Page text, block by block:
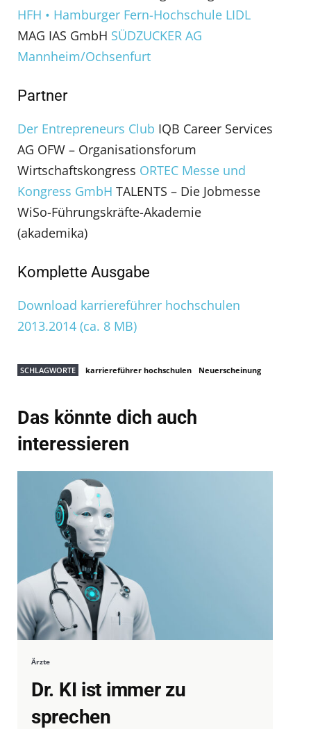
HFH • Hamburger Fern-Hochschule LIDL
MAG IAS GmbH SÜDZUCKER AG
Mannheim/Ochsenfurt
Partner
Der Entrepreneurs Club IQB Career Services
AG OFW – Organisationsforum
Wirtschaftskongress ORTEC Messe und
Kongress GmbH TALENTS – Die Jobmesse
WiSo-Führungskräfte-Akademie
(akademika)
Komplette Ausgabe
Download karriereführer hochschulen
2013.2014 (ca. 8 MB)
SCHLAGWORTE karriereführer hochschulen Neuerscheinung
Das könnte dich auch
interessieren
Ärzte
Dr. KI ist immer zu
sprechen